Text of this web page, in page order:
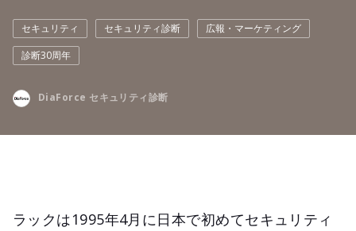
セキュリティ セキュリティ診断
広報・マーケティング
診断30周年
DiaForce セキュリティ診断
ラックは1995年4月に日本で初めてセキュリティ